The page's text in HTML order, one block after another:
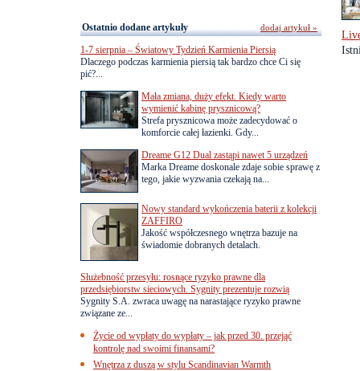
Ostatnio dodane artykuły
1-7 sierpnia – Światowy Tydzień Karmienia Piersią
Dlaczego podczas karmienia piersią tak bardzo chce Ci się
pić?...
Mała zmiana, duży efekt. Kiedy warto
wymienić kabinę prysznicową?
Strefa prysznicowa może zadecydować o
komforcie całej łazienki. Gdy...
Dreame G12 Dual zastąpi nawet 5 urządzeń
Marka Dreame doskonale zdaje sobie sprawę z
tego, jakie wyzwania czekają na...
Nowy standard wykończenia baterii z kolekcji
ZAFFIRO
Jakość współczesnego wnętrza bazuje na
świadomie dobranych detalach.
Służebność przesyłu: rosnące ryzyko prawne dla
przedsiębiorstw sieciowych. Sygnity prezentuje rozwią
Sygnity S.A. zwraca uwagę na narastające ryzyko prawne
związane ze...
Życie od wypłaty do wypłaty – jak przed 30. przejąć
kontrolę nad swoimi finansami?
Wnętrza z duszą w stylu Scandinavian Warmth
dodaj artykuł »